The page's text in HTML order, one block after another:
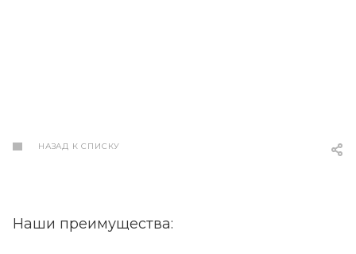
НАЗАД К СПИСКУ
Наши преимущества: